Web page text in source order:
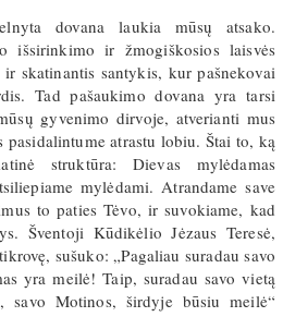
dovana laukia mūsų atsako.
išsirinkimo ir žmogiškosios laisvės
ir skatinantis santykis, kur pašnekovai
Tad pašaukimo dovana yra tarsi
gyvenimo dirvoje, atverianti mus
atrastu lobiu. Štai to, ką
struktūra: Dievas mylėdamas
mylėdami. Atrandame save
to paties Tėvo, ir suvokiame, kad
Šventoji Kūdikėlio Jėzaus Teresė,
sušuko: „Pagaliau suradau savo
yra meilė! Taip, suradau savo vietą
savo Motinos, širdyje būsiu meilė“